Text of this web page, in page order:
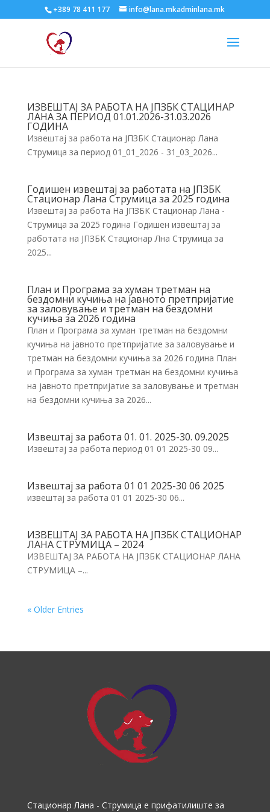
+389 78 411 177 info@lana.mkadminlana.mk
ИЗВЕШТАЈ ЗА РАБОТА НА ЈПЗБК СТАЦИНАР
ЛАНА ЗА ПЕРИОД 01.01.2026-31.03.2026
ГОДИНА
Извештај за работа на ЈПЗБК Стационар Лана
Струмица за период 01_01_2026 - 31_03_2026...
Годишен извештај за работата на ЈПЗБК
Стационар Лана Струмица за 2025 година
Извештај за работа На ЈПЗБК Стационар Лана -
Струмица за 2025 година Годишен извештај за
работата на ЈПЗБК Стационар Лна Струмица за
2025...
План и Програма за хуман третман на
бездомни кучиња на јавното претпријатие
за заловување и третман на бездомни
кучиња за 2026 година
План и Програма за хуман третман на бездомни
кучиња на јавното претпријатие за заловување и
третман на бездомни кучиња за 2026 година План
и Програма за хуман третман на бездомни кучиња
на јавното претпријатие за заловување и третман
на бездомни кучиња за 2026...
Извештај за работа 01. 01. 2025-30. 09.2025
Извештај за работа период 01 01 2025-30 09...
Извештај за работа 01 01 2025-30 06 2025
извештај за работа 01 01 2025-30 06...
ИЗВЕШТАЈ ЗА РАБОТА НА ЈПЗБК СТАЦИОНАР
ЛАНА СТРУМИЦА – 2024
ИЗВЕШТАЈ ЗА РАБОТА НА ЈПЗБК СТАЦИОНАР ЛАНА
СТРУМИЦА –...
« Older Entries
Стационар Лана - Струмица е прифатилиште за